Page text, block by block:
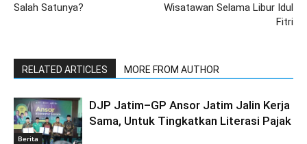
Salah Satunya?
Wisatawan Selama Libur Idul
Fitri
RELATED ARTICLES MORE FROM AUTHOR
Berita
DJP Jatim–GP Ansor Jatim Jalin Kerja
Sama, Untuk Tingkatkan Literasi Pajak